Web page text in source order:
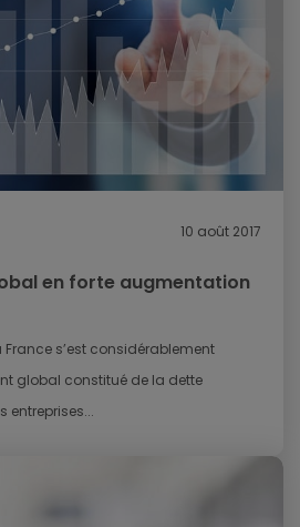
10 août 2017
en forte augmentation
France s’est considérablement
global constitué de la dette
entreprises...